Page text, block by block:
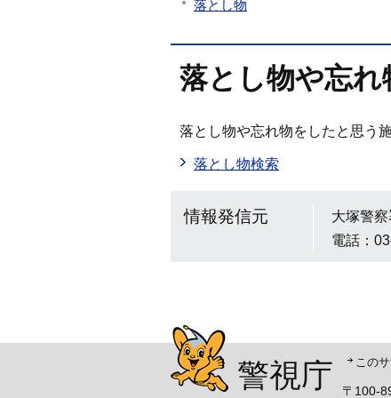
落とし物
落とし物や忘
落とし物や忘れ物をしたと思う
落とし物検索
情報発信元
大塚警察
電話：
警視庁 この
〒100-